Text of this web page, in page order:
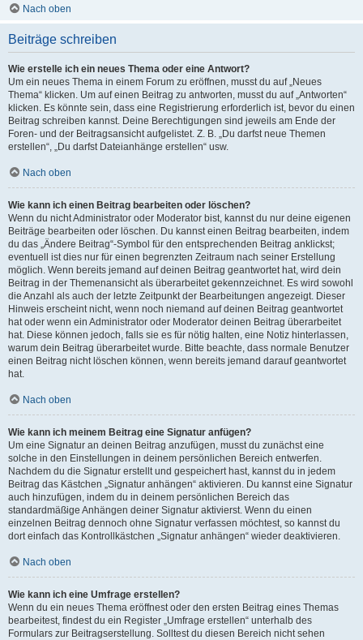
Nach oben
Beiträge schreiben
Wie erstelle ich ein neues Thema oder eine Antwort?
Um ein neues Thema in einem Forum zu eröffnen, musst du auf „Neues
Thema“ klicken. Um auf einen Beitrag zu antworten, musst du auf „Antworten“
klicken. Es könnte sein, dass eine Registrierung erforderlich ist, bevor du einen
Beitrag schreiben kannst. Deine Berechtigungen sind jeweils am Ende der
Foren- und der Beitragsansicht aufgelistet. Z. B. „Du darfst neue Themen
erstellen“, „Du darfst Dateianhänge erstellen“ usw.
Nach oben
Wie kann ich einen Beitrag bearbeiten oder löschen?
Wenn du nicht Administrator oder Moderator bist, kannst du nur deine eigenen
Beiträge bearbeiten oder löschen. Du kannst einen Beitrag bearbeiten, indem
du das „Ändere Beitrag“-Symbol für den entsprechenden Beitrag anklickst;
eventuell ist dies nur für einen begrenzten Zeitraum nach seiner Erstellung
möglich. Wenn bereits jemand auf deinen Beitrag geantwortet hat, wird dein
Beitrag in der Themenansicht als überarbeitet gekennzeichnet. Es wird sowohl
die Anzahl als auch der letzte Zeitpunkt der Bearbeitungen angezeigt. Dieser
Hinweis erscheint nicht, wenn noch niemand auf deinen Beitrag geantwortet
hat oder wenn ein Administrator oder Moderator deinen Beitrag überarbeitet
hat. Diese können jedoch, falls sie es für nötig halten, eine Notiz hinterlassen,
warum dein Beitrag überarbeitet wurde. Bitte beachte, dass normale Benutzer
einen Beitrag nicht löschen können, wenn bereits jemand darauf geantwortet
hat.
Nach oben
Wie kann ich meinem Beitrag eine Signatur anfügen?
Um eine Signatur an deinen Beitrag anzufügen, musst du zunächst eine
solche in den Einstellungen in deinem persönlichen Bereich entwerfen.
Nachdem du die Signatur erstellt und gespeichert hast, kannst du in jedem
Beitrag das Kästchen „Signatur anhängen“ aktivieren. Du kannst eine Signatur
auch hinzufügen, indem du in deinem persönlichen Bereich das
standardmäßige Anhängen deiner Signatur aktivierst. Wenn du einen
einzelnen Beitrag dennoch ohne Signatur verfassen möchtest, so kannst du
dort einfach das Kontrollkästchen „Signatur anhängen“ wieder deaktivieren.
Nach oben
Wie kann ich eine Umfrage erstellen?
Wenn du ein neues Thema eröffnest oder den ersten Beitrag eines Themas
bearbeitest, findest du ein Register „Umfrage erstellen“ unterhalb des
Formulars zur Beitragserstellung. Solltest du diesen Bereich nicht sehen